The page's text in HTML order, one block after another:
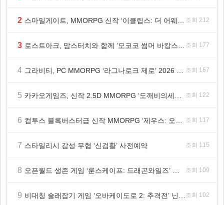
2 조회 212
3 조회 177
4 조회 167
5 조회 122
6 조회 117
7 스타일리시 감성 무협 ‘신검황’ 사전예약 조회 115
8 조회 109
9 조회 102